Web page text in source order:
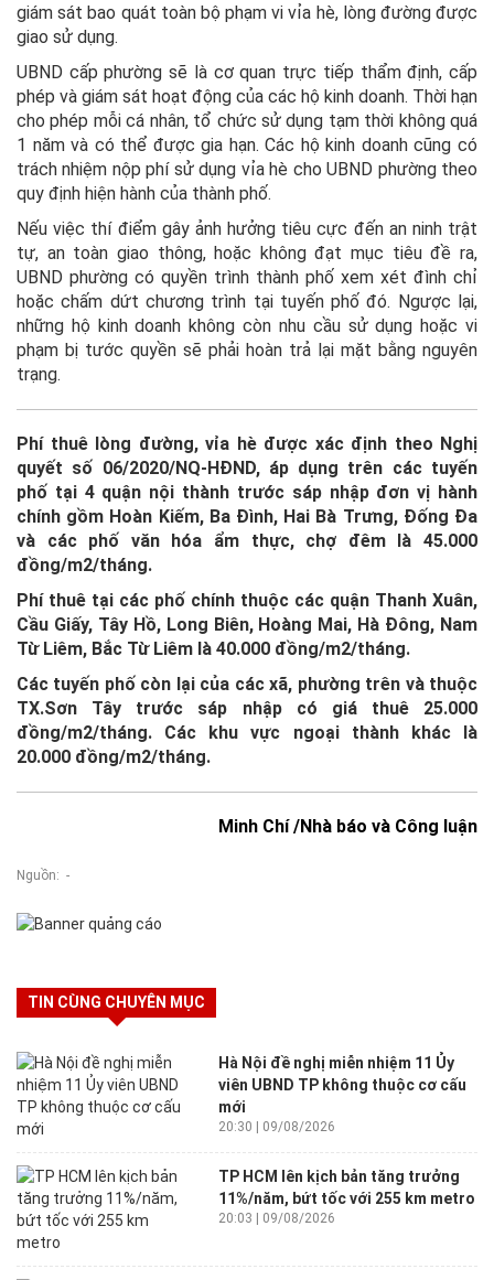
giám sát bao quát toàn bộ phạm vi vỉa hè, lòng đường được
giao sử dụng.
UBND cấp phường sẽ là cơ quan trực tiếp thẩm định, cấp
phép và giám sát hoạt động của các hộ kinh doanh. Thời hạn
cho phép mỗi cá nhân, tổ chức sử dụng tạm thời không quá
1 năm và có thể được gia hạn. Các hộ kinh doanh cũng có
trách nhiệm nộp phí sử dụng vỉa hè cho UBND phường theo
quy định hiện hành của thành phố.
Nếu việc thí điểm gây ảnh hưởng tiêu cực đến an ninh trật
tự, an toàn giao thông, hoặc không đạt mục tiêu đề ra,
UBND phường có quyền trình thành phố xem xét đình chỉ
hoặc chấm dứt chương trình tại tuyến phố đó. Ngược lại,
những hộ kinh doanh không còn nhu cầu sử dụng hoặc vi
phạm bị tước quyền sẽ phải hoàn trả lại mặt bằng nguyên
trạng.
Phí thuê lòng đường, vỉa hè được xác định theo Nghị
quyết số 06/2020/NQ-HĐND, áp dụng trên các tuyến
phố tại 4 quận nội thành trước sáp nhập đơn vị hành
chính gồm Hoàn Kiếm, Ba Đình, Hai Bà Trưng, Đống Đa
và các phố văn hóa ẩm thực, chợ đêm là 45.000
đồng/m2/tháng.
Phí thuê tại các phố chính thuộc các quận Thanh Xuân,
Cầu Giấy, Tây Hồ, Long Biên, Hoàng Mai, Hà Đông, Nam
Từ Liêm, Bắc Từ Liêm là 40.000 đồng/m2/tháng.
Các tuyến phố còn lại của các xã, phường trên và thuộc
TX.Sơn Tây trước sáp nhập có giá thuê 25.000
đồng/m2/tháng. Các khu vực ngoại thành khác là
20.000 đồng/m2/tháng.
Minh Chí /Nhà báo và Công luận
Nguồn: -
TIN CÙNG CHUYÊN MỤC
Hà Nội đề nghị miễn nhiệm 11 Ủy
viên UBND TP không thuộc cơ cấu
mới
20:30 | 09/08/2026
TP HCM lên kịch bản tăng trưởng
11%/năm, bứt tốc với 255 km metro
20:03 | 09/08/2026